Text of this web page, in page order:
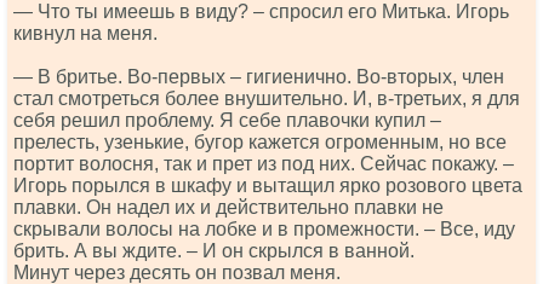
— Что ты имеешь в виду? – спросил его Митька. Игорь
кивнул на меня.
— В бритье. Во-первых – гигиенично. Во-вторых, член
стал смотреться более внушительно. И, в-третьих, я для
себя решил проблему. Я себе плавочки купил –
прелесть, узенькие, бугор кажется огроменным, но все
портит волосня, так и прет из под них. Сейчас покажу. –
Игорь порылся в шкафу и вытащил ярко розового цвета
плавки. Он надел их и действительно плавки не
скрывали волосы на лобке и в промежности. – Все, иду
брить. А вы ждите. – И он скрылся в ванной.
Минут через десять он позвал меня.